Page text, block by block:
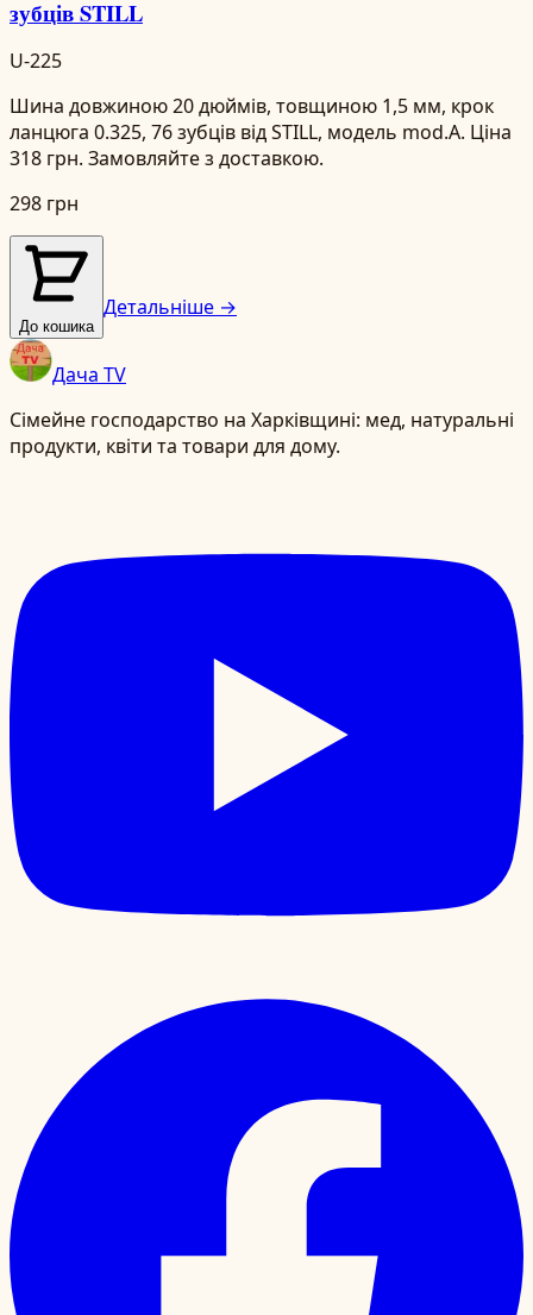
зубців STILL
U-225
Шина довжиною 20 дюймів, товщиною 1,5 мм, крок
ланцюга 0.325, 76 зубців від STILL, модель mod.A. Ціна
318 грн. Замовляйте з доставкою.
298 грн
До кошика
Детальніше →
Дача TV
Сімейне господарство на Харківщині: мед, натуральні
продукти, квіти та товари для дому.